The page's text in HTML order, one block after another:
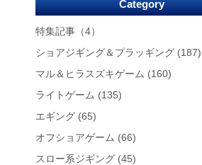
Category
特集記事 （4）
ショアジギング＆プラッギング (187)
マル＆ヒラスズキゲーム (160)
ライトゲーム (135)
エギング (65)
オフショアゲーム (66)
スロー系ジギング (45)